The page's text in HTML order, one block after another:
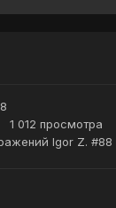
1 012 просмотра
Igor Z. #88